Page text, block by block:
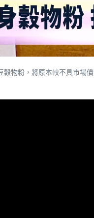
物粉，將原本較不具市場